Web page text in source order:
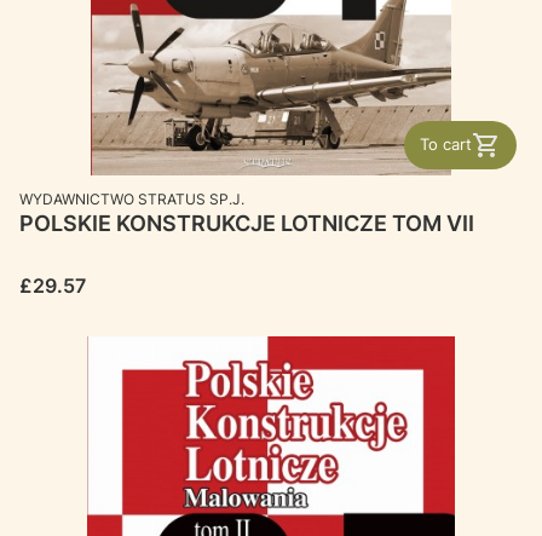
To cart
MANUFACTURER
WYDAWNICTWO STRATUS SP.J.
POLSKIE KONSTRUKCJE LOTNICZE TOM VII
Price
£29.57